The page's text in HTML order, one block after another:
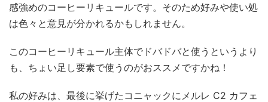
感強めのコーヒーリキュールです。そのため好みや使い処
は色々と意見が分かれるかもしれません。
このコーヒーリキュール主体でドバドバと使うというより
も、ちょい足し要素で使うのがおススメですかね！
私の好みは、最後に挙げたコニャックにメルレ C2 カフェ